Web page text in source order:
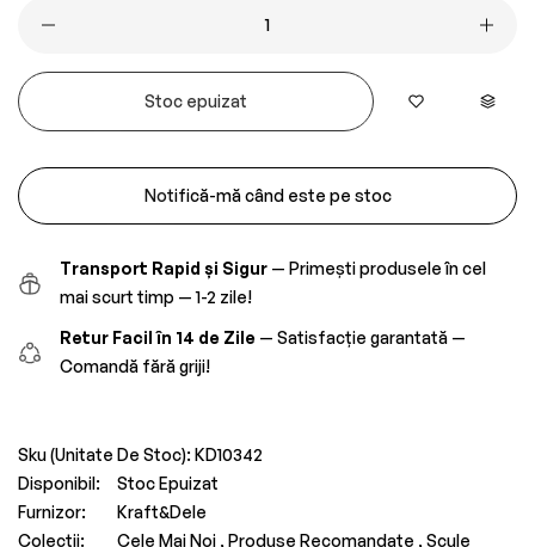
Stoc epuizat
Notifică-mă când este pe stoc
Transport Rapid și Sigur — Primești produsele în cel
mai scurt timp — 1-2 zile!
Retur Facil în 14 de Zile — Satisfacție garantată —
Comandă fără griji!
Sku (Unitate De Stoc): KD10342
Disponibil:
Stoc Epuizat
Furnizor:
Kraft&Dele
Colecții:
Cele Mai Noi , Produse Recomandate , Scule